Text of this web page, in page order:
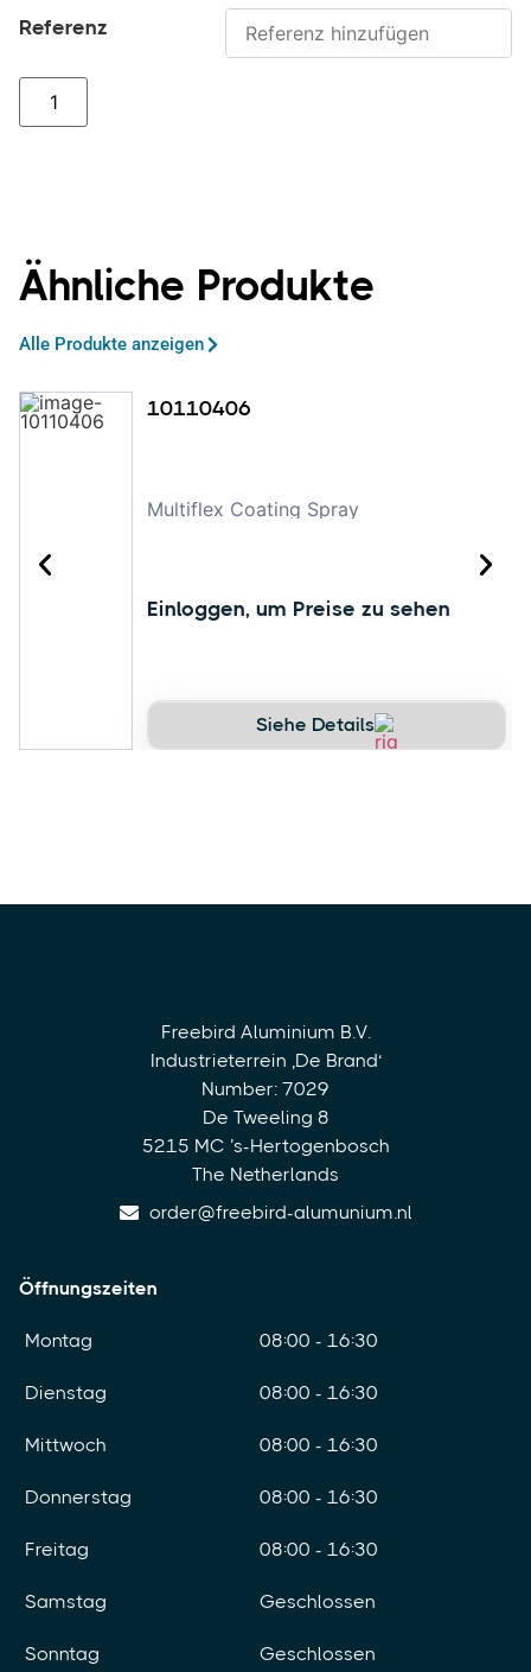
Referenz
Ähnliche Produkte
Alle Produkte anzeigen
10110406
Multiflex Coating Spray
Einloggen, um Preise zu sehen
Siehe Details
Freebird Aluminium B.V.
Industrieterrein ‚De Brand‘
Number: 7029
De Tweeling 8
5215 MC ’s-Hertogenbosch
The Netherlands
order@freebird-alumunium.nl
Öffnungszeiten
Montag 08:00 - 16:30
Dienstag 08:00 - 16:30
Mittwoch 08:00 - 16:30
Donnerstag 08:00 - 16:30
Freitag 08:00 - 16:30
Samstag Geschlossen
Sonntag Geschlossen